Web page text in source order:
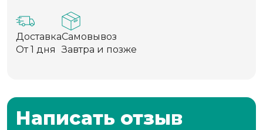
Доставка
От 1 дня
Самовывоз
Завтра и позже
Написать отзыв